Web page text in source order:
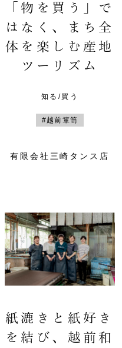
「物を買う」で
はなく、まち全
体を楽しむ産地
ツーリズム
知る/買う
#越前箪笥
有限会社三崎タンス店
紙漉きと紙好き
を結び、越前和